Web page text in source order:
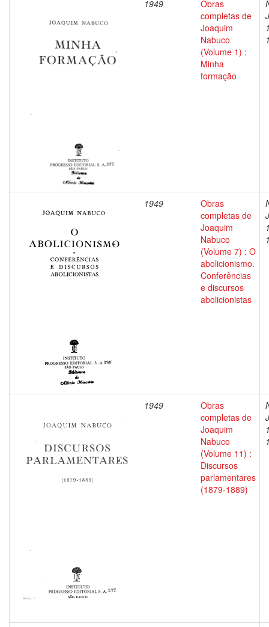
1949
Obras
completas de
Joaquim
Nabuco
(Volume 1) :
Minha
formação
1949
Obras
completas de
Joaquim
Nabuco
(Volume 7) : O
abolicionismo.
Conferências
e discursos
abolicionistas
1949
Obras
completas de
Joaquim
Nabuco
(Volume 11) :
Discursos
parlamentares
(1879-1889)